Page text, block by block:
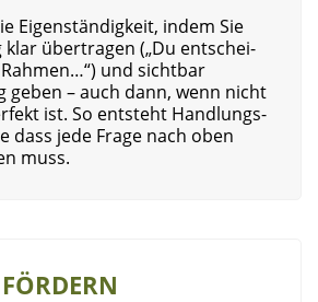
Eigen­stän­dig­keit, indem Sie
über­tra­gen („Du ent­schei­
und sicht­bar
geben – auch dann, wenn nicht
ist. So ent­steht Hand­lungs­
dass jede Fra­ge nach oben
muss.